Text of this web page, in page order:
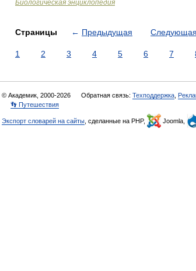
Биологическая энциклопедия
Страницы ← Предыдущая Следующая
1 2 3 4 5 6 7
© Академик, 2000-2026 Обратная связь: Техподдержка
👣 Путешествия
Экспорт словарей на сайты , сделанные на PHP, Joomla,